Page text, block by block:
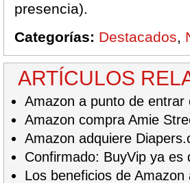
presencia).
Categorías: Destacados,
ARTÍCULOS
Amazon a punto de
Amazon compra Amie
Amazon adquiere
Confirmado: BuyVip ya es
Los beneficios de